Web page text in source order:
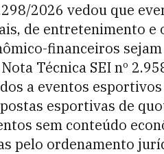
2026 vedou que
de entretenimento e
financeiros
Técnica SEI nº
a eventos esportivos
esportivas de
sem conteúdo
pelo ordenamento